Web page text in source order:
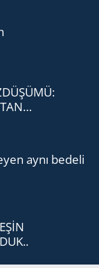
aynı be­de­li